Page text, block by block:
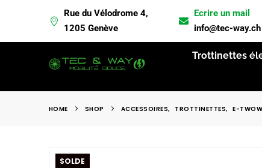
Rue du Vélodrome 4,
1205 Genève
Ecrire un mail
info@tec-way.ch
Trottinettes
HOME SHOP ACCESSOIRES, TROTTINETTES, E-TWOW
SOLDE